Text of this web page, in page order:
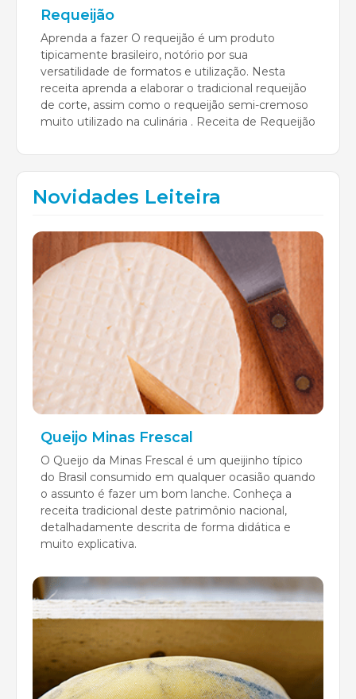
Requeijão
Aprenda a fazer O requeijão é um produto
tipicamente brasileiro, notório por sua
versatilidade de formatos e utilização. Nesta
receita aprenda a elaborar o tradicional requeijão
de corte, assim como o requeijão semi-cremoso
muito utilizado na culinária . Receita de Requeijão
Novidades Leiteira
Queijo Minas Frescal
O Queijo da Minas Frescal é um queijinho típico
do Brasil consumido em qualquer ocasião quando
o assunto é fazer um bom lanche. Conheça a
receita tradicional deste patrimônio nacional,
detalhadamente descrita de forma didática e
muito explicativa.